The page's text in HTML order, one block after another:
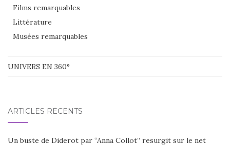
Films remarquables
Littérature
Musées remarquables
UNIVERS EN 360°
ARTICLES RÉCENTS
Un buste de Diderot par “Anna Collot” resurgit sur le net